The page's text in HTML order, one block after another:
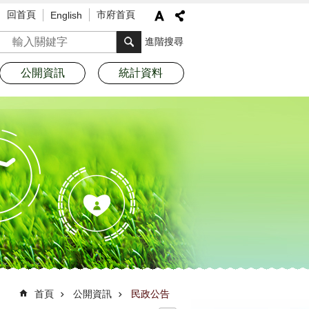
回首頁 English 市府首頁
搜尋 進階搜尋
公開資訊 統計資料
首頁 公開資訊 民政公告